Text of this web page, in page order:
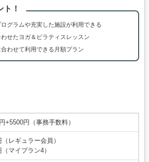
ト！
グラムや充実した施設が利用できる
せたヨガ＆ピラティスレッスン
わせて利用できる月額プラン
+5500円（事務手数料）
レギュラー会員）
マイプラン4）